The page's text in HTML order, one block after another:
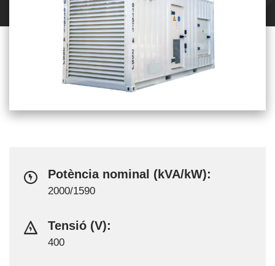
Potència nominal (kVA/kW):
2000/1590
Tensió (V):
400